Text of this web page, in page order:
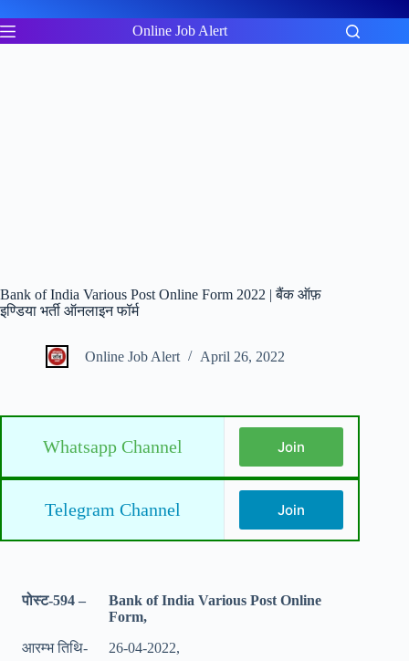
to
content
Online Job Alert
Bank of India Various Post Online Form 2022 | बैंक ऑफ़
इण्डिया भर्ती ऑनलाइन फॉर्म
Online Job Alert April 26, 2022
Whatsapp Channel Join
Telegram Channel Join
पोस्ट-594 –
Bank of India Various Post Online
Form,
आरम्भ तिथि-
26-04-2022,